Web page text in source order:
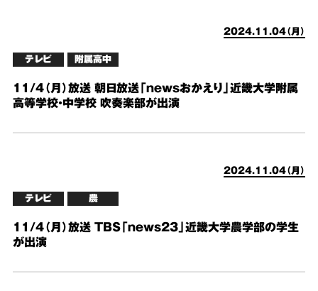
2024.11.04（月）
テレビ 附属高中
11/4（月）放送 朝日放送「newsおかえり」近畿大学附属
高等学校・中学校 吹奏楽部が出演
2024.11.04（月）
テレビ 農
11/4（月）放送 TBS「news23」近畿大学農学部の学生
が出演